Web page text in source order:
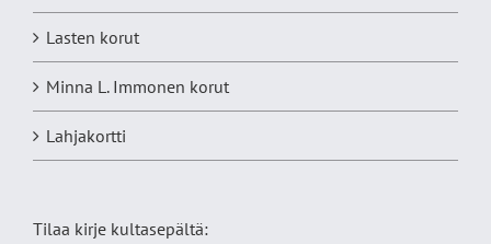
Lasten korut
Minna L. Immonen korut
Lahjakortti
Tilaa kirje kultasepältä: